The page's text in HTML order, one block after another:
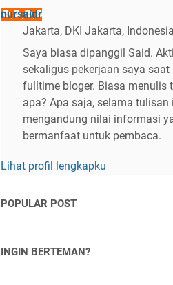
nursaidr
Jakarta, DKI Jakarta, Indonesia
Saya biasa dipanggil Said.
sekaligus pekerjaan saya saat
fulltime bloger. Biasa menulis
apa? Apa saja, selama tulisan
mengandung nilai informasi
bermanfaat untuk pembaca.
Lihat profil lengkapku
POPULAR POST
INGIN BERTEMAN?